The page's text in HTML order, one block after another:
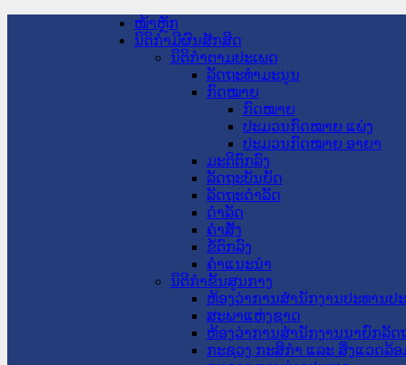
ໜ້າຫຼັກ
ນິຕິກໍາມີຜົນສັກສິດ
ນິຕິກໍາຕາມປະເພດ
ລັດຖະທໍາມະນູນ
ກົດໝາຍ
ກົດໝາຍ
ປະມວນກົດໝາຍ ແພ່ງ
ປະມວນກົດໝາຍ ອາຍາ
ມະຕິຕົກລົງ
ລັດຖະບັນຍັດ
ລັດຖະດໍາລັດ
ດໍາລັດ
ຄໍາສັ່ງ
ຂໍ້ຕົກລົງ
ຄໍາແນະນໍາ
ນິຕິກໍາຂັ້ນສູນກາງ
ຫ້ອງວ່າການສໍານັກງານປະທານປ
ສະພາແຫ່ງຊາດ
ຫ້ອງວ່າການສຳນັກງານນາຍົກລັດ
ກະຊວງ ກະສິກຳ ແລະ ສິ່ງແວດລ້ອ